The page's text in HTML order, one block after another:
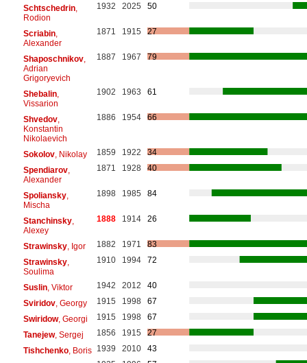
Schtschedrin,
Rodion
1932 2025 50
Scriabin,
Alexander
1871 1915 27
Shaposchnikov,
Adrian
Grigoryevich
1887 1967 79
Shebalin,
Vissarion
1902 1963 61
Shvedov,
Konstantin
Nikolaevich
1886 1954 66
Sokolov, Nikolay 1859 1922
34
Spendiarov,
Alexander
1871 1928 40
Spoliansky,
Mischa
1898 1985 84
Stanchinsky,
Alexey
1888 1914 26
Strawinsky, Igor 1882 1971
83
Strawinsky,
Soulima
1910 1994 72
Suslin, Viktor 1942 2012
40
Sviridov, Georgy 1915 1998
67
Swiridow, Georgi 1915 1998
67
Tanejew, Sergej 1856 1915
27
Tishchenko, Boris 1939 2010
43